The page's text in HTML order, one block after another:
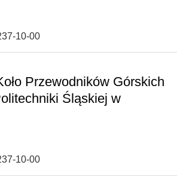
10-00
Przewodników Górskich
Śląskiej w
10-00